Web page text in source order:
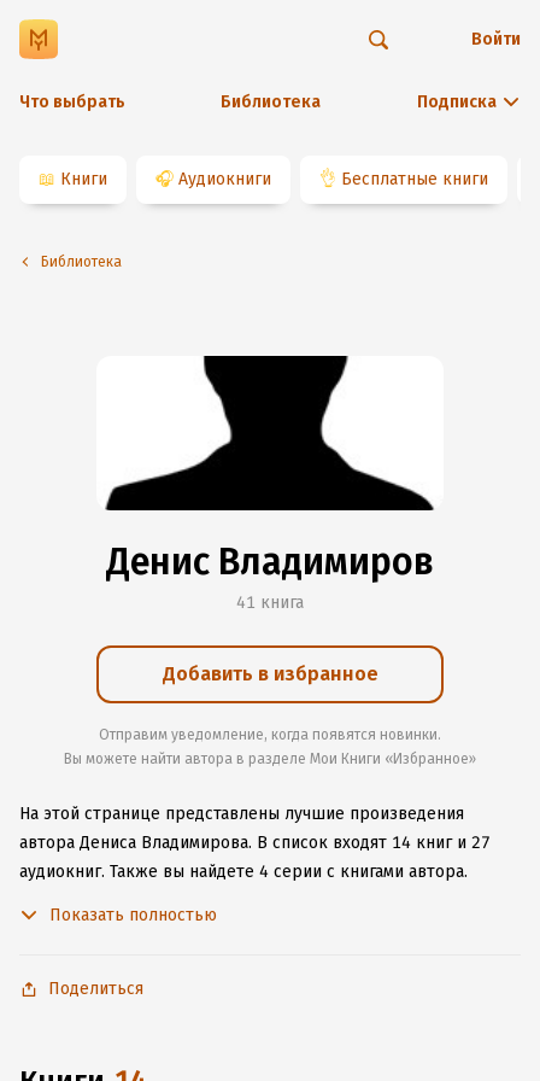
Что выбрать Библиотека Подписка
Войти
📖 Книги 🎧 Аудиокниги 👌 Бесплатные книги
Библиотека
Денис Владимиров
41 книга
Добавить в избранное
Отправим уведомление, когда появятся новинки.
Вы можете найти автора в разделе Мои Книги «Избранное»
На этой странице представлены лучшие произведения
автора Дениса Владимирова. В список входят 14 книг и 27
аудиокниг. Также вы найдете 4 серии с книгами автора.
Android, чтобы не расставаться с любимыми произведениями
Показать полностью
Поделиться